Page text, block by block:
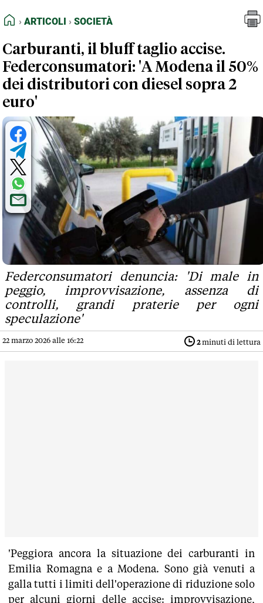
FEED RSS
NORMATIVE DEONTOLOGICHE
TERMINI e CONDIZIONI
HOME
ARTICOLI SOCIETÀ
Carburanti, il bluff taglio accise.
Federconsumatori: 'A Modena il 50%
dei distributori con diesel sopra 2
euro'
Federconsumatori denuncia: 'Di male in
peggio, improvvisazione, assenza di
controlli, grandi praterie per ogni
speculazione'
22 marzo 2026 alle 16:22 2minuti di lettura
'Peggiora ancora la situazione dei carburanti in
Emilia Romagna e a Modena. Sono già venuti a
galla tutti i limiti dell'operazione di riduzione solo
per alcuni giorni delle accise: improvvisazione,